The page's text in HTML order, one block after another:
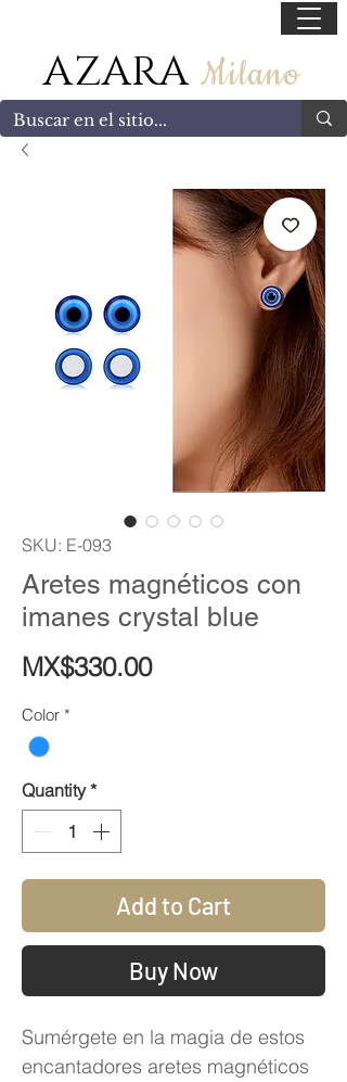
AZARA Milano
SKU: E-093
Aretes magnéticos con
imanes crystal blue
MX$330.00Price
Color *
Quantity *
Add to Cart
Buy Now
Sumérgete en la magia de estos
encantadores aretes magnéticos